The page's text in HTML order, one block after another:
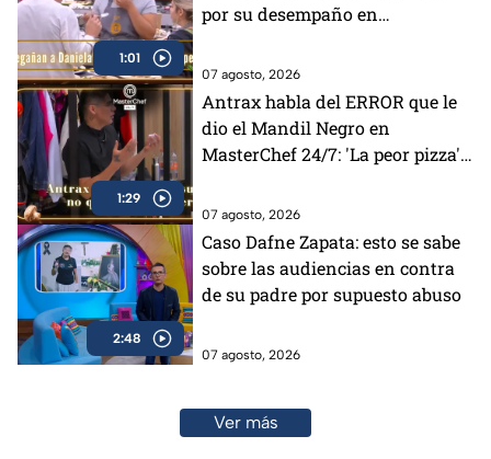
1:01
por su desempaño en
07 agosto, 2026
1:29
Antrax habla del ERROR que le
dio el Mandil Negro en
MasterChef 24/7: 'La peor pizza'
07 agosto, 2026
2:48
Caso Dafne Zapata: esto se sabe
sobre las audiencias en contra
de su padre por supuesto abuso
07 agosto, 2026
Ver más